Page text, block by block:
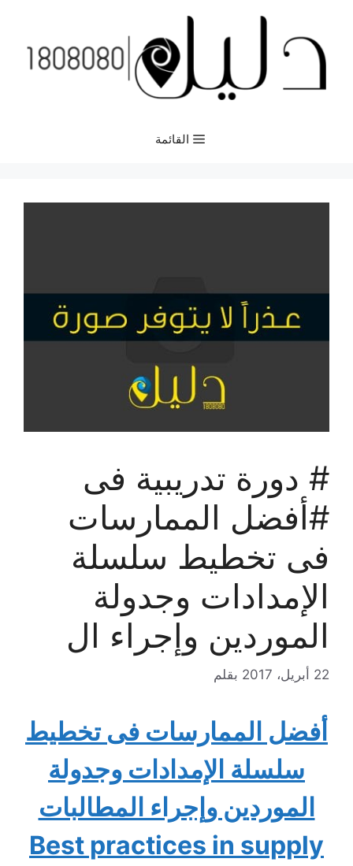
المحتوى
القائمة
# دورة تدريبية فى
#أفضل الممارسات
فى تخطيط سلسلة
الإمدادات وجدولة
الموردين وإجراء ال
22 أبريل، 2017 بقلم
أفضل الممارسات فى تخطيط
سلسلة الإمدادات وجدولة
الموردين وإجراء المطالبات
Best practices in supply